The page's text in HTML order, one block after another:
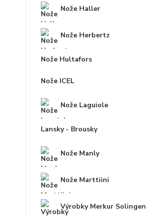
Nože Haller
Nože Herbertz
Nože Hultafors
Nože ICEL
Nože Laguiole
Lansky - Brousky
Nože Manly
Nože Marttiini
Výrobky Merkur Solingen